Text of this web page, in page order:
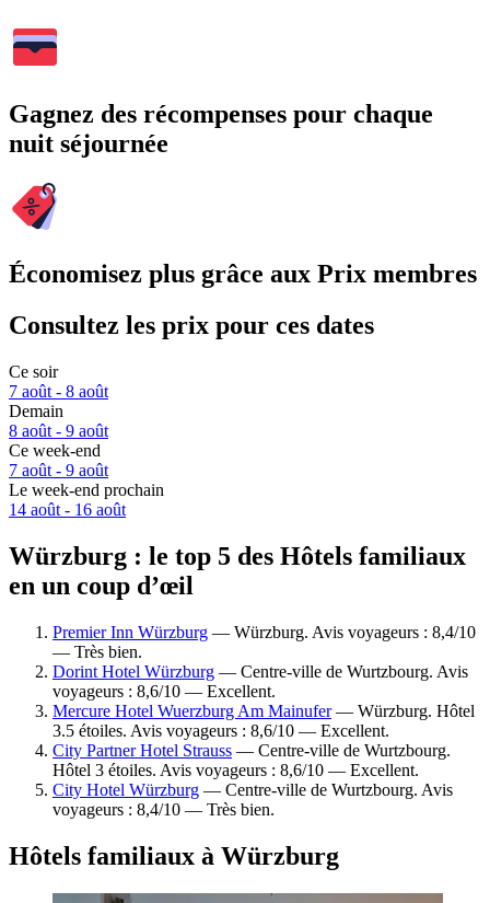
Gagnez des récompenses pour chaque
nuit séjournée
Économisez plus grâce aux Prix membres
Consultez les prix pour ces dates
Ce soir
7 août - 8 août
Demain
8 août - 9 août
Ce week-end
7 août - 9 août
Le week-end prochain
14 août - 16 août
Würzburg : le top 5 des Hôtels familiaux
en un coup d’œil
Premier Inn Würzburg — Würzburg. Avis voyageurs : 8,4/10
— Très bien.
Dorint Hotel Würzburg — Centre-ville de Wurtzbourg. Avis
voyageurs : 8,6/10 — Excellent.
Mercure Hotel Wuerzburg Am Mainufer— Würzburg. Hôtel
3.5 étoiles. Avis voyageurs : 8,6/10 — Excellent.
City Partner Hotel Strauss — Centre-ville de Wurtzbourg.
Hôtel 3 étoiles. Avis voyageurs : 8,6/10 — Excellent.
City Hotel Würzburg — Centre-ville de Wurtzbourg. Avis
voyageurs : 8,4/10 — Très bien.
Hôtels familiaux à Würzburg